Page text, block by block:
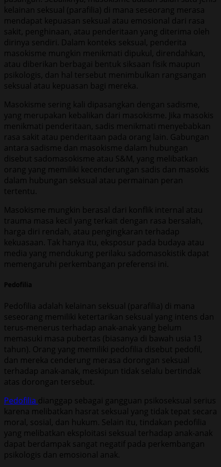
kelainan seksual (parafilia) di mana seseorang merasa
mendapat kepuasan seksual atau emosional dari rasa
sakit, penghinaan, atau penderitaan yang diterima oleh
dirinya sendiri. Dalam konteks seksual, penderita
masokisme mungkin menikmati dipukul, direndahkan,
atau diberikan berbagai bentuk siksaan fisik maupun
psikologis, dan hal tersebut menimbulkan rangsangan
seksual atau kepuasan bagi mereka.
Masokisme sering kali dipasangkan dengan sadisme,
yang merupakan kebalikan dari masokisme. Jika masokis
menikmati penderitaan, sadis menikmati menyebabkan
rasa sakit atau penderitaan pada orang lain. Gabungan
antara sadisme dan masokisme dalam hubungan
disebut sadomasokisme atau S&M, yang melibatkan
orang yang memiliki kecenderungan sadis dan masokis
dalam hubungan seksual atau permainan peran
tertentu.
Masokisme mungkin berasal dari konflik internal atau
trauma masa kecil yang terkait dengan rasa bersalah,
harga diri rendah, atau pengingkaran terhadap
kekuasaan. Tak hanya itu, eksposur pada budaya atau
media yang mendukung perilaku sadomasokistik dapat
memengaruhi perkembangan preferensi ini.
Pedofilia
Pedofilia adalah kelainan seksual (parafilia) di mana
seseorang memiliki ketertarikan seksual yang intens dan
terus-menerus terhadap anak-anak yang belum
memasuki masa pubertas (biasanya di bawah usia 13
tahun). Orang yang memiliki pedofilia disebut pedofil,
dan mereka cenderung merasa dorongan seksual
terhadap anak-anak, meskipun tidak selalu bertindak
atas dorongan tersebut.
Pedofilia dianggap sebagai gangguan psikoseksual serius
karena melibatkan hasrat seksual yang tidak tepat secara
moral, sosial, dan hukum. Selain itu, tindakan pedofilia
yang melibatkan eksploitasi seksual terhadap anak-anak
dapat berdampak sangat negatif pada perkembangan
psikologis dan emosional anak.